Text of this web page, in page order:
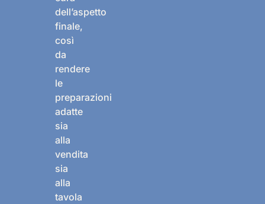
dell’aspetto
finale,
così
da
rendere
le
preparazioni
adatte
sia
alla
vendita
sia
alla
tavola